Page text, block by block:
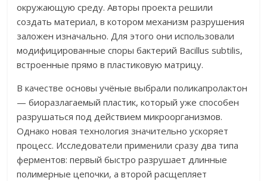
окружающую среду. Авторы проекта решили
создать материал, в котором механизм разрушения
заложен изначально. Для этого они использовали
модифицированные споры бактерий Bacillus subtilis,
встроенные прямо в пластиковую матрицу.
В качестве основы учёные выбрали поликапролактон
— биоразлагаемый пластик, который уже способен
разрушаться под действием микроорганизмов.
Однако новая технология значительно ускоряет
процесс. Исследователи применили сразу два типа
ферментов: первый быстро разрушает длинные
полимерные цепочки, а второй расщепляет